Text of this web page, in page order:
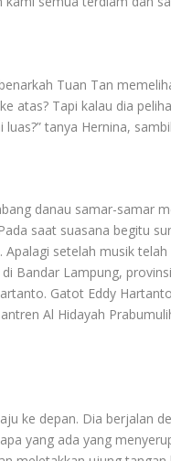
Tuan Tan
atas? Tapi kalau dia
tanya Hernina,
danau samar-samar
saat suasana begitu
setelah musik
Bandar Lampung,
Gatot Eddy
Al Hidayah
ke depan. Dia berjalan
yang ada yang